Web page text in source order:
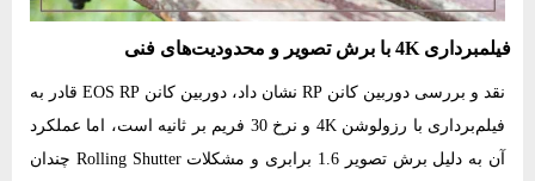
فیلمبرداری 4K با برش تصویر و محدودیت‌های فنی
نقد و بررسی دوربین کانن RP نشان داد، دوربین کانن EOS RP قادر به
فیلم‌برداری با رزولوشن 4K و نرخ 30 فریم بر ثانیه است، اما عملکرد
آن به دلیل برش تصویر 1.6 برابری و مشکلات Rolling Shutter چندان